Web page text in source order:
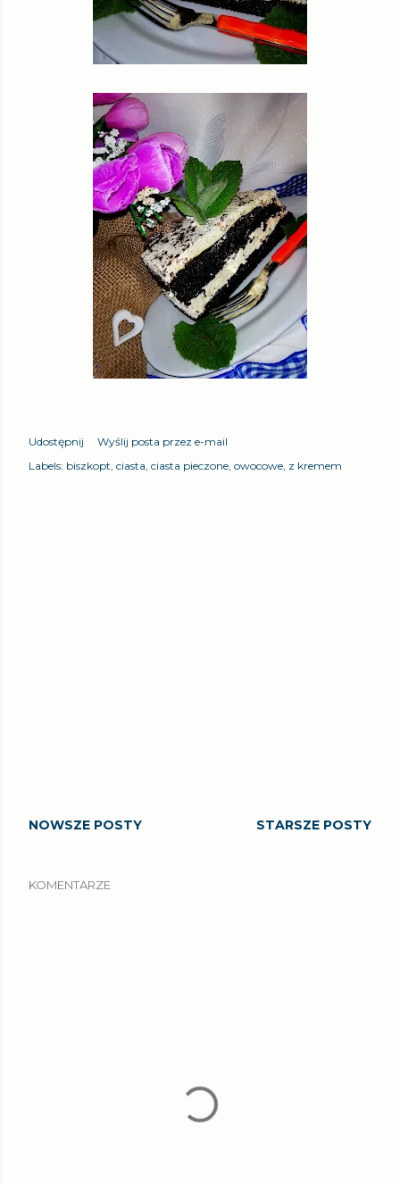
Udostępnij
Wyślij posta przez e-mail
Labels: biszkopt ciasta ciasta pieczone owocowe z kremem
NOWSZE POSTY STARSZE POSTY
KOMENTARZE